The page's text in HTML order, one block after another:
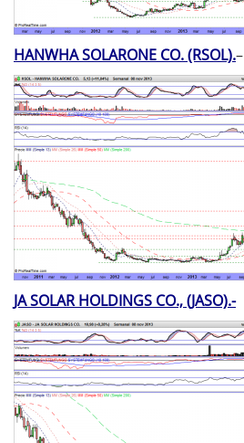
HANWHA SOLARONE CO. (RSOL).–
JA SOLAR HOLDINGS CO., (JASO).-